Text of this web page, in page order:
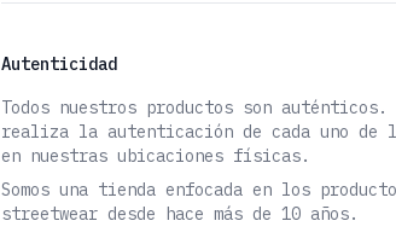
Autenticidad
Todos nuestros productos son
realiza la autenticación de cada uno de
en nuestras ubicaciones físicas.
Somos una tienda enfocada en los
streetwear desde hace más de 10 años.